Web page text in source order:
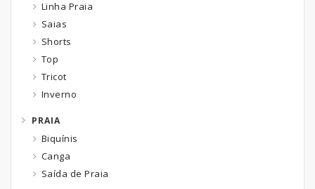
Linha Praia
Saias
Shorts
Top
Tricot
Inverno
PRAIA
Biquínis
Canga
Saída de Praia